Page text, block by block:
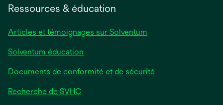
onglet
Ressources & éducation
Articles et témoignages sur Solventum
Solventum éducation
Documents de conformité et de sécurité
Recherche de SVHC